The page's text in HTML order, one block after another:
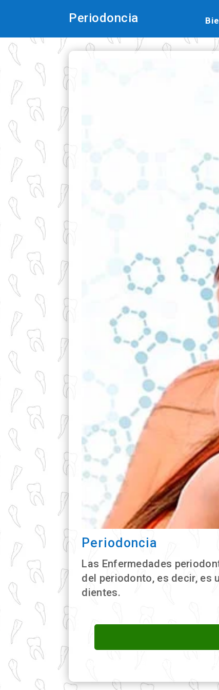
Periodoncia
Periodoncia
Las Enfermedades
del periodonto, es decir, es
dientes.